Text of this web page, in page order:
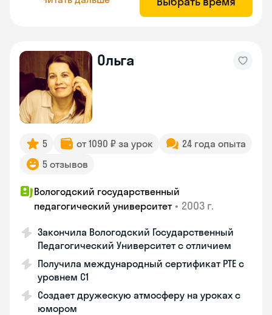
Ольга
5 от 1090 ₽ за урок
24 года опыта
5 отзывов
Вологодский государственный
педагогический университет • 2003 г.
Закончила Вологодский Государственный
Педагогический Университет с отличием
Получила международный сертификат PTE с
уровнем C1
Создает дружескую атмосферу на уроках с
юмором